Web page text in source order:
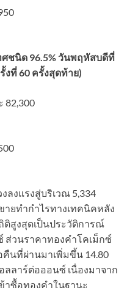
ชนิด 96.5% วันพฤหัสบดีที่
งที่ 60 ครั้งสุดท้าย)
82,300
ลงแรงสู่บริเวณ 5,334
ายทำกำไรทางเทคนิคหลัง
สูงสุดเป็นประวัติการณ์
ส่วนราคาทองคำโคเม็กซ์
นที่ผ่านมาเพิ่มขึ้น 14.80
ลลาร์ต่อออนซ์ เนื่องมาจาก
าซื้อทองคำในฐานะ